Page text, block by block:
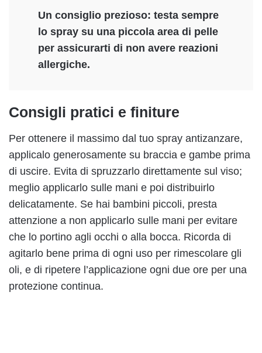
Un consiglio prezioso: testa sempre
lo spray su una piccola area di pelle
per assicurarti di non avere reazioni
allergiche.
Consigli pratici e finiture
Per ottenere il massimo dal tuo spray antizanzare,
applicalo generosamente su braccia e gambe prima
di uscire. Evita di spruzzarlo direttamente sul viso;
meglio applicarlo sulle mani e poi distribuirlo
delicatamente. Se hai bambini piccoli, presta
attenzione a non applicarlo sulle mani per evitare
che lo portino agli occhi o alla bocca. Ricorda di
agitarlo bene prima di ogni uso per rimescolare gli
oli, e di ripetere l’applicazione ogni due ore per una
protezione continua.